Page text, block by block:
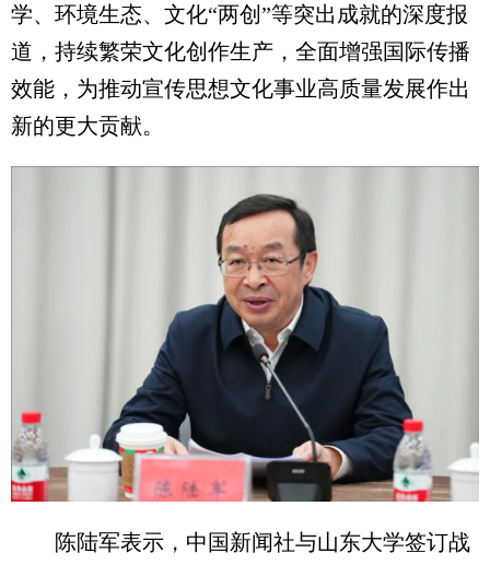
学、环境生态、文化“两创”等突出成就的深度报
道，持续繁荣文化创作生产，全面增强国际传播
效能，为推动宣传思想文化事业高质量发展作出
新的更大贡献。
陈陆军表示，中国新闻社与山东大学签订战